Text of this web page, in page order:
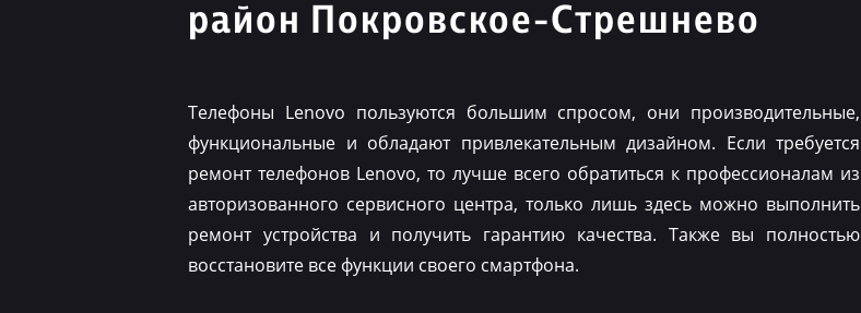
район Покровское-Стрешнево
Телефоны Lenovo пользуются большим спросом, они производительные,
функциональные и обладают привлекательным дизайном. Если требуется
ремонт телефонов Lenovo, то лучше всего обратиться к профессионалам из
авторизованного сервисного центра, только лишь здесь можно выполнить
ремонт устройства и получить гарантию качества. Также вы полностью
восстановите все функции своего смартфона.